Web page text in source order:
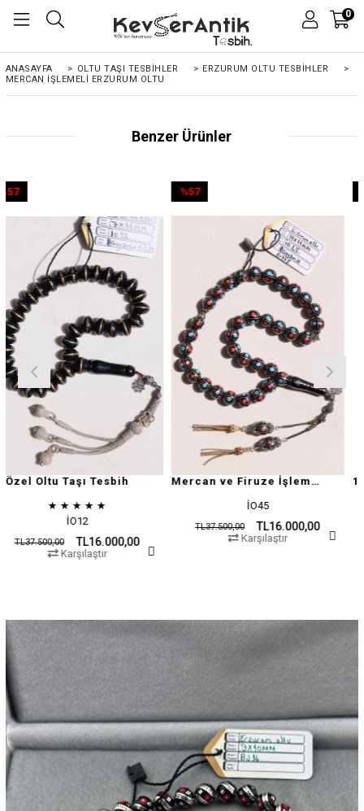
0
ANASAYFA > OLTU TAŞI TESBİHLER > ERZURUM OLTU TESBİHLER
>
MERCAN İŞLEMELI ERZURUM OLTU
Benzer Ürünler
Tesbih
TL16.000,00
Mercan ve Firuze İşlemeli Oltu Taşı
TL16.000,00
%57İndirim
TL37.500,00
%57İndirim